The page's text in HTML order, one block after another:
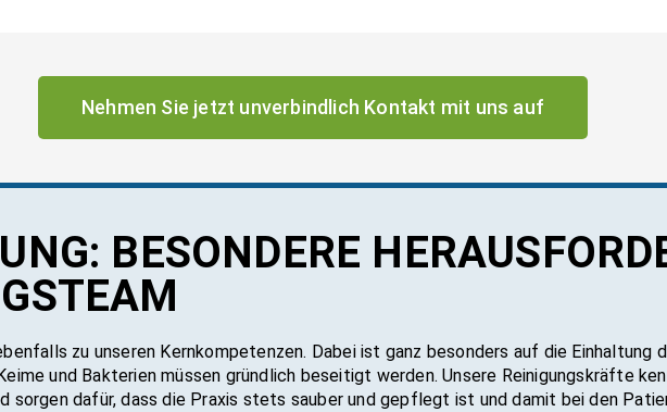
Nehmen Sie jetzt unverbindlich Kontakt mit uns auf
BE­SON­DE­RE
zu unseren Kernkompetenzen. Dabei ist ganz besonders auf die Einhaltung
und Bakterien müssen gründlich beseitigt werden. Unsere Reinigungskräfte
sorgen dafür, dass die Praxis stets sauber und gepflegt ist und damit bei den